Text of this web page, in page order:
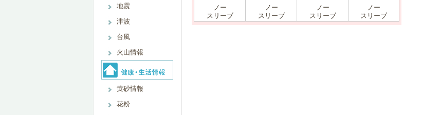
地震
津波
台風
火山情報
黄砂情報
花粉
ノー
スリーブ
ノー
スリーブ
ノー
スリーブ
ノー
スリーブ